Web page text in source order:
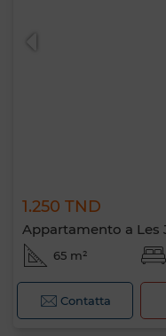
1.250 TND
Appartamento a Les
65 m²
Contatta